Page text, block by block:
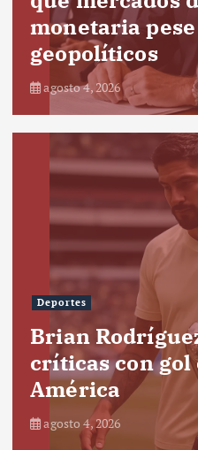
monetaria
geopolíticos
agosto 4, 2026
Deportes
Brian
críticas con
América
agosto 4, 2026